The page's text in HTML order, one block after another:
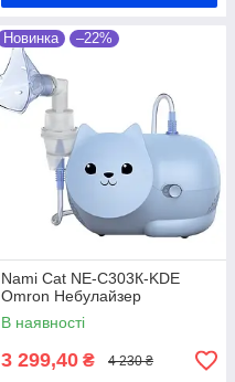
Новинка –22%
Nami Cat NE-C303К-KDE
Omron Небулайзер
В наявності
3 299,40 ₴ 4 230 ₴